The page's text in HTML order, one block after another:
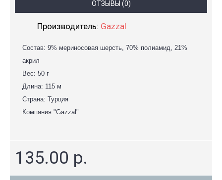
ОТЗЫВЫ (0)
Производитель: Gazzal
Состав: 9% мериносовая шерсть, 70% полиамид, 21%
акрил
Вес: 50 г
Длина: 115 м
Страна: Турция
Компания "Gazzal"
135.00 р.